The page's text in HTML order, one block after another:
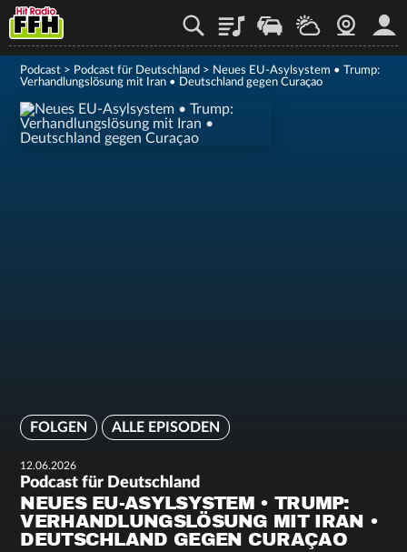
PlaylistStaupilotWetterWebcam
Podcast > Podcast für Deutschland > Neues EU-Asylsystem • Trump:
Verhandlungslösung mit Iran • Deutschland gegen Curaçao
FOLGEN ALLE EPISODEN
12.06.2026
Podcast für Deutschland
NEUES EU-ASYLSYSTEM • TRUMP:
VERHANDLUNGSLÖSUNG MIT IRAN •
DEUTSCHLAND GEGEN CURAÇAO